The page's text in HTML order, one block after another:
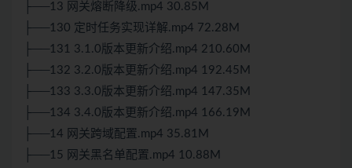
├──13 网关熔断降级.mp4 30.85M
├──130 定时任务实现详解.mp4 72.28M
├──131 3.1.0版本更新介绍.mp4 210.60M
├──132 3.2.0版本更新介绍.mp4 192.45M
├──133 3.3.0版本更新介绍.mp4 147.35M
├──134 3.4.0版本更新介绍.mp4 166.19M
├──14 网关跨域配置.mp4 35.81M
├──15 网关黑名单配置.mp4 10.88M